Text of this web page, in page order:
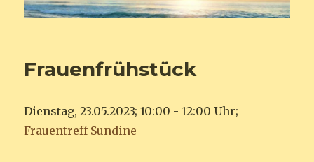
Frauenfrühstück
Dienstag, 23.05.2023; 10:00 - 12:00 Uhr;
Frauentreff Sundine